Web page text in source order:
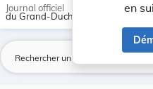
en
Journal officiel
du Grand-Duché de Luxembourg